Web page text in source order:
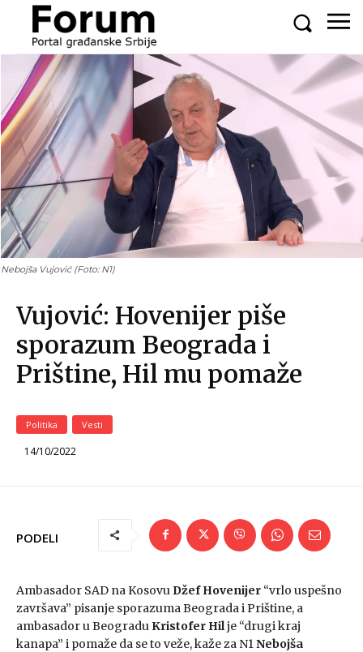
Vujović: Hovenijer piše
sporazum Beograda i
Prištine, Hil mu pomaže
Politika Vesti
14/10/2022
Nebojša Vujović (Foto: N1)
PODELI
Ambasador SAD na Kosovu Džef Hovenijer “vrlo uspešno
završava” pisanje sporazuma Beograda i Prištine, a
ambasador u Beogradu Kristofer Hilje “drugi kraj
kanapa” i pomaže da se to veže, kaže za N1Nebojša